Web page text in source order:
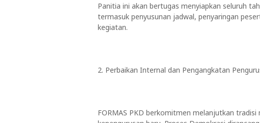
Panitia ini akan bertugas menyiapkan seluruh
termasuk penyusunan jadwal, penyaringan
kegiatan.
2. Perbaikan Internal dan Pengangkatan
FORMAS PKD berkomitmen melanjutkan